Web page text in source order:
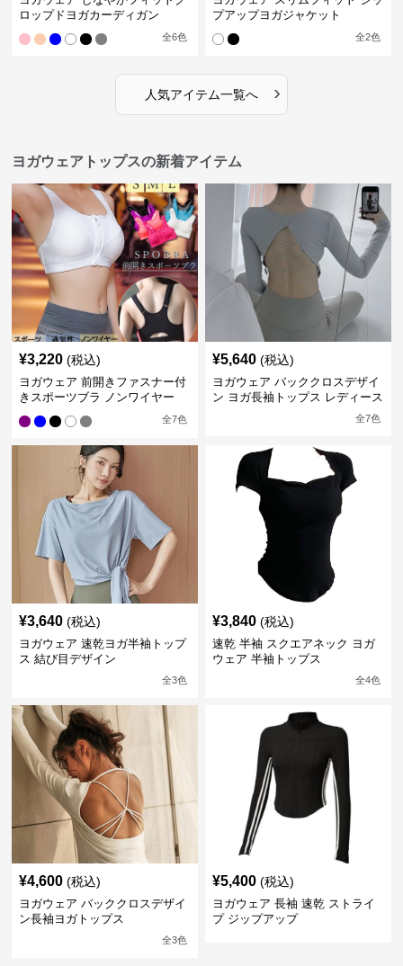
ロップドヨガカーディガン
全6色
プアップヨガジャケット
全2色
人気アイテム一覧へ ›
ヨガウェアトップスの新着アイテム
¥3,220 (税込)
ヨガウェア 前開きファスナー付
きスポーツブラ ノンワイヤー
全7色
¥5,640 (税込)
ヨガウェア バッククロスデザイ
ン ヨガ長袖トップス レディース
全7色
¥3,640 (税込)
ヨガウェア 速乾ヨガ半袖トップ
ス 結び目デザイン
全3色
¥3,840 (税込)
速乾 半袖 スクエアネック ヨガ
ウェア 半袖トップス
全4色
¥4,600 (税込)
ヨガウェア バッククロスデザイ
ン長袖ヨガトップス
全3色
¥5,400 (税込)
ヨガウェア 長袖 速乾 ストライ
プ ジップアップ